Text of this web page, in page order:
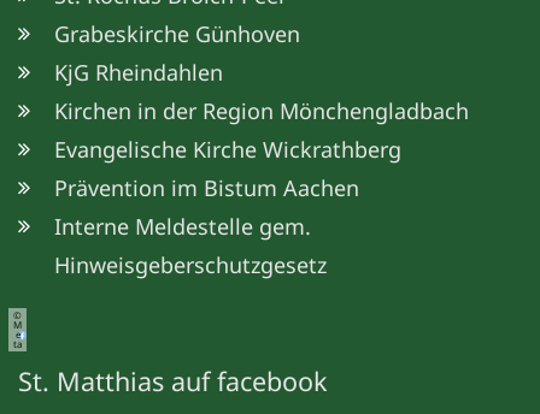
Grabeskirche Günhoven
KjG Rheindahlen
Kirchen in der Region Mönchengladbach
Evangelische Kirche Wickrathberg
Prävention im Bistum Aachen
Interne Meldestelle gem.
Hinweisgeberschutzgesetz
©
M
e
ta
St. Matthias auf facebook